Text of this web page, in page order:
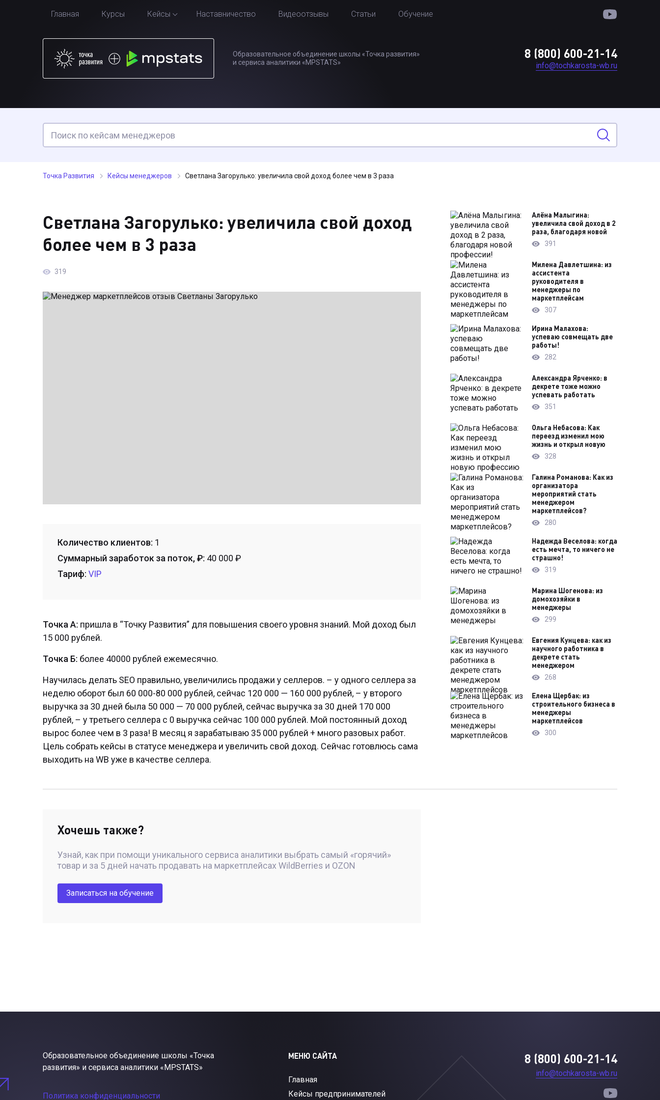
Главная Курсы Кейсы Наставничество Видеоотзывы Статьи Обучение
Образовательное объединение школы «Точка развития»
и сервиса аналитики «MPSTATS»
8 (800) 600-21-14
info@tochkarosta-wb.ru
Точка Развития Кейсы менеджеров Светлана Загорулько: увеличила свой доход более чем в 3 раза
Светлана Загорулько: увеличила свой доход
более чем в 3 раза
319
Количество клиентов: 1
Суммарный заработок за поток, ₽: 40 000 ₽
Тариф: VIP
Точка А: пришла в “Точку Развития” для повышения своего уровня знаний. Мой доход был
15 000 рублей.
Точка Б: более 40000 рублей ежемесячно.
Научилась делать SEO правильно, увеличились продажи у селлеров. – у одного селлера за
неделю оборот был 60 000-80 000 рублей, сейчас 120 000 — 160 000 рублей, – у второго
выручка за 30 дней была 50 000 — 70 000 рублей, сейчас выручка за 30 дней 170 000
рублей, – у третьего селлера с 0 выручка сейчас 100 000 рублей. Мой постоянный доход
вырос более чем в 3 раза! В месяц я зарабатываю 35 000 рублей + много разовых работ.
Цель собрать кейсы в статусе менеджера и увеличить свой доход. Сейчас готовлюсь сама
выходить на WB уже в качестве селлера.
Алёна Малыгина:
увеличила свой доход в 2
раза, благодаря новой
391
Милена Давлетшина: из
ассистента
руководителя в
менеджеры по
маркетплейсам
307
Ирина Малахова:
успеваю совмещать две
работы!
282
Александра Ярченко: в
декрете тоже можно
успевать работать
351
Ольга Небасова: Как
переезд изменил мою
жизнь и открыл новую
328
Галина Романова: Как из
организатора
мероприятий стать
менеджером
маркетплейсов?
280
Надежда Веселова: когда
есть мечта, то ничего не
страшно!
319
Марина Шогенова: из
домохозяйки в
менеджеры
299
Евгения Кунцева: как из
научного работника в
декрете стать
менеджером
268
Елена Щербак: из
строительного бизнеса в
менеджеры
маркетплейсов
300
Хочешь также?
Узнай, как при помощи уникального сервиса аналитики выбрать самый «горячий»
товар и за 5 дней начать продавать на маркетплейсах WildBerries и OZON
Записаться на обучение
Образовательное объединение школы «Точка
развития» и сервиса аналитики «MPSTATS»
Политика конфиденциальности
МЕНЮ САЙТА
Главная
Кейсы предпринимателей
8 (800) 600-21-14
info@tochkarosta-wb.ru